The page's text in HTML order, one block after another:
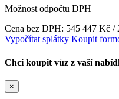
Možnost odpočtu DPH
Cena bez DPH: 545 447 Kč /
Vypočítat splátky Koupit
Chci koupit vůz z vaší
×